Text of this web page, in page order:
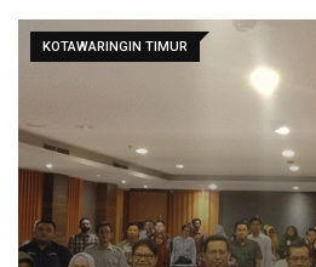
KOTAWARINGIN TIMUR